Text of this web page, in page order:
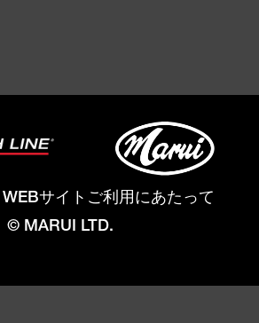
WEBサイトご利用にあたって
© MARUI LTD.